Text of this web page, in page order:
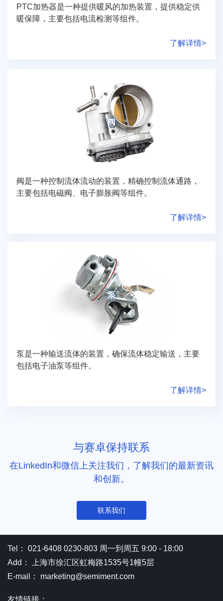
PTC加热器是一种提供暖风的加热装置，提供稳定供
暖保障，主要包括电流检测等组件。
了解详情>
阀
阀是一种控制流体流动的装置，精确控制流体通路，
主要包括电磁阀、电子膨胀阀等组件。
了解详情>
泵
泵是一种输送流体的装置，确保流体稳定输送，主要
包括电子油泵等组件。
了解详情>
与赛卓保持联系
在LinkedIn和微信上关注我们，了解我们的最新资讯
和创新。
联系我们
Tel： 021-6408 0230-803 周一到周五 9:00 - 18:00
Add： 上海市徐汇区虹梅路1535号1幢5层
E-mail： marketing@semiment.com